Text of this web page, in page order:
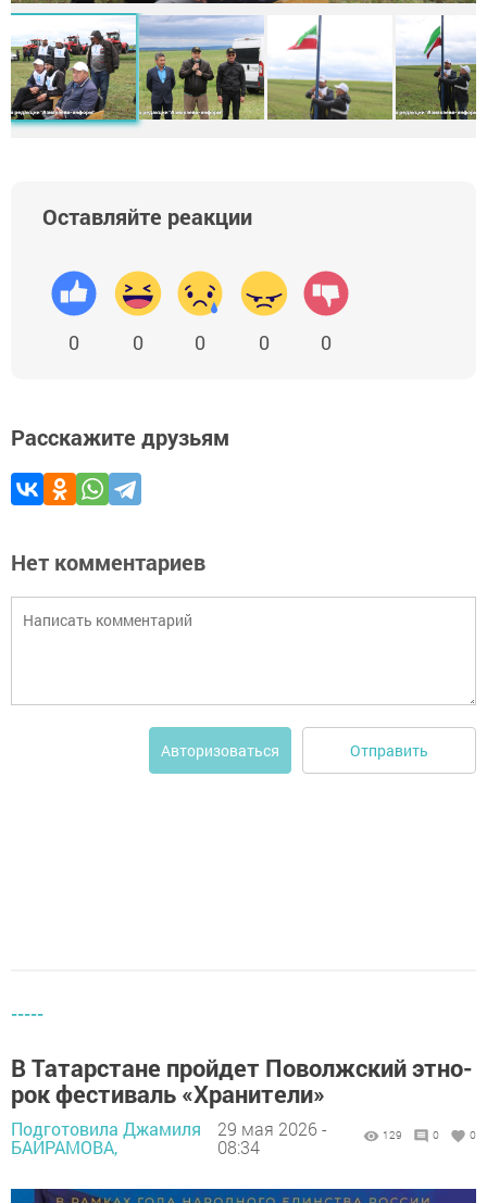
Оставляйте реакции
0 0 0 0 0
Расскажите друзьям
Нет комментариев
Авторизоваться Отправить
-----
В Татарстане пройдет Поволжский этно-
рок фестиваль «Хранители»
Подготовила Джамиля
БАЙРАМОВА,
29 мая 2026 -
08:34
129 0 0